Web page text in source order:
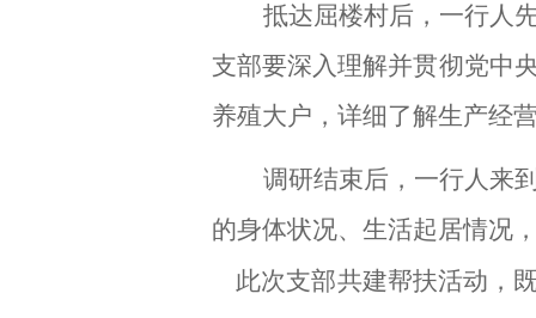
抵达屈楼村后，一行人
支部要深入理解并贯彻党中
养殖大户，详细了解生产经
调研结束后，一行人来
的身体状况、生活起居情况
此次支部共建帮扶活动，